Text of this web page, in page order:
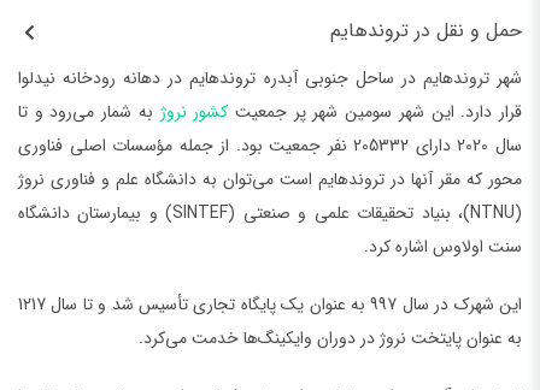
حمل و نقل در تروندهایم
شهر تروندهایم در ساحل جنوبی آبدره تروندهایم در دهانه رودخانه نیدلوا
قرار دارد. این شهر سومین شهر پر جمعیت کشور نروژ به شمار می‌رود و تا
سال 2020 دارای 205332 نفر جمعیت بود. از جمله مؤسسات اصلی فناوری
محور که مقر آنها در تروندهایم است می‌توان به دانشگاه علم و فناوری نروژ
(NTNU)، بنیاد تحقیقات علمی و صنعتی (SINTEF) و بیمارستان دانشگاه
سنت اولاوس اشاره کرد.
این شهرک در سال 997 به عنوان یک پایگاه تجاری تأسیس شد و تا سال 1217
به عنوان پایتخت نروژ در دوران وایکینگ‌ها خدمت می‌کرد.